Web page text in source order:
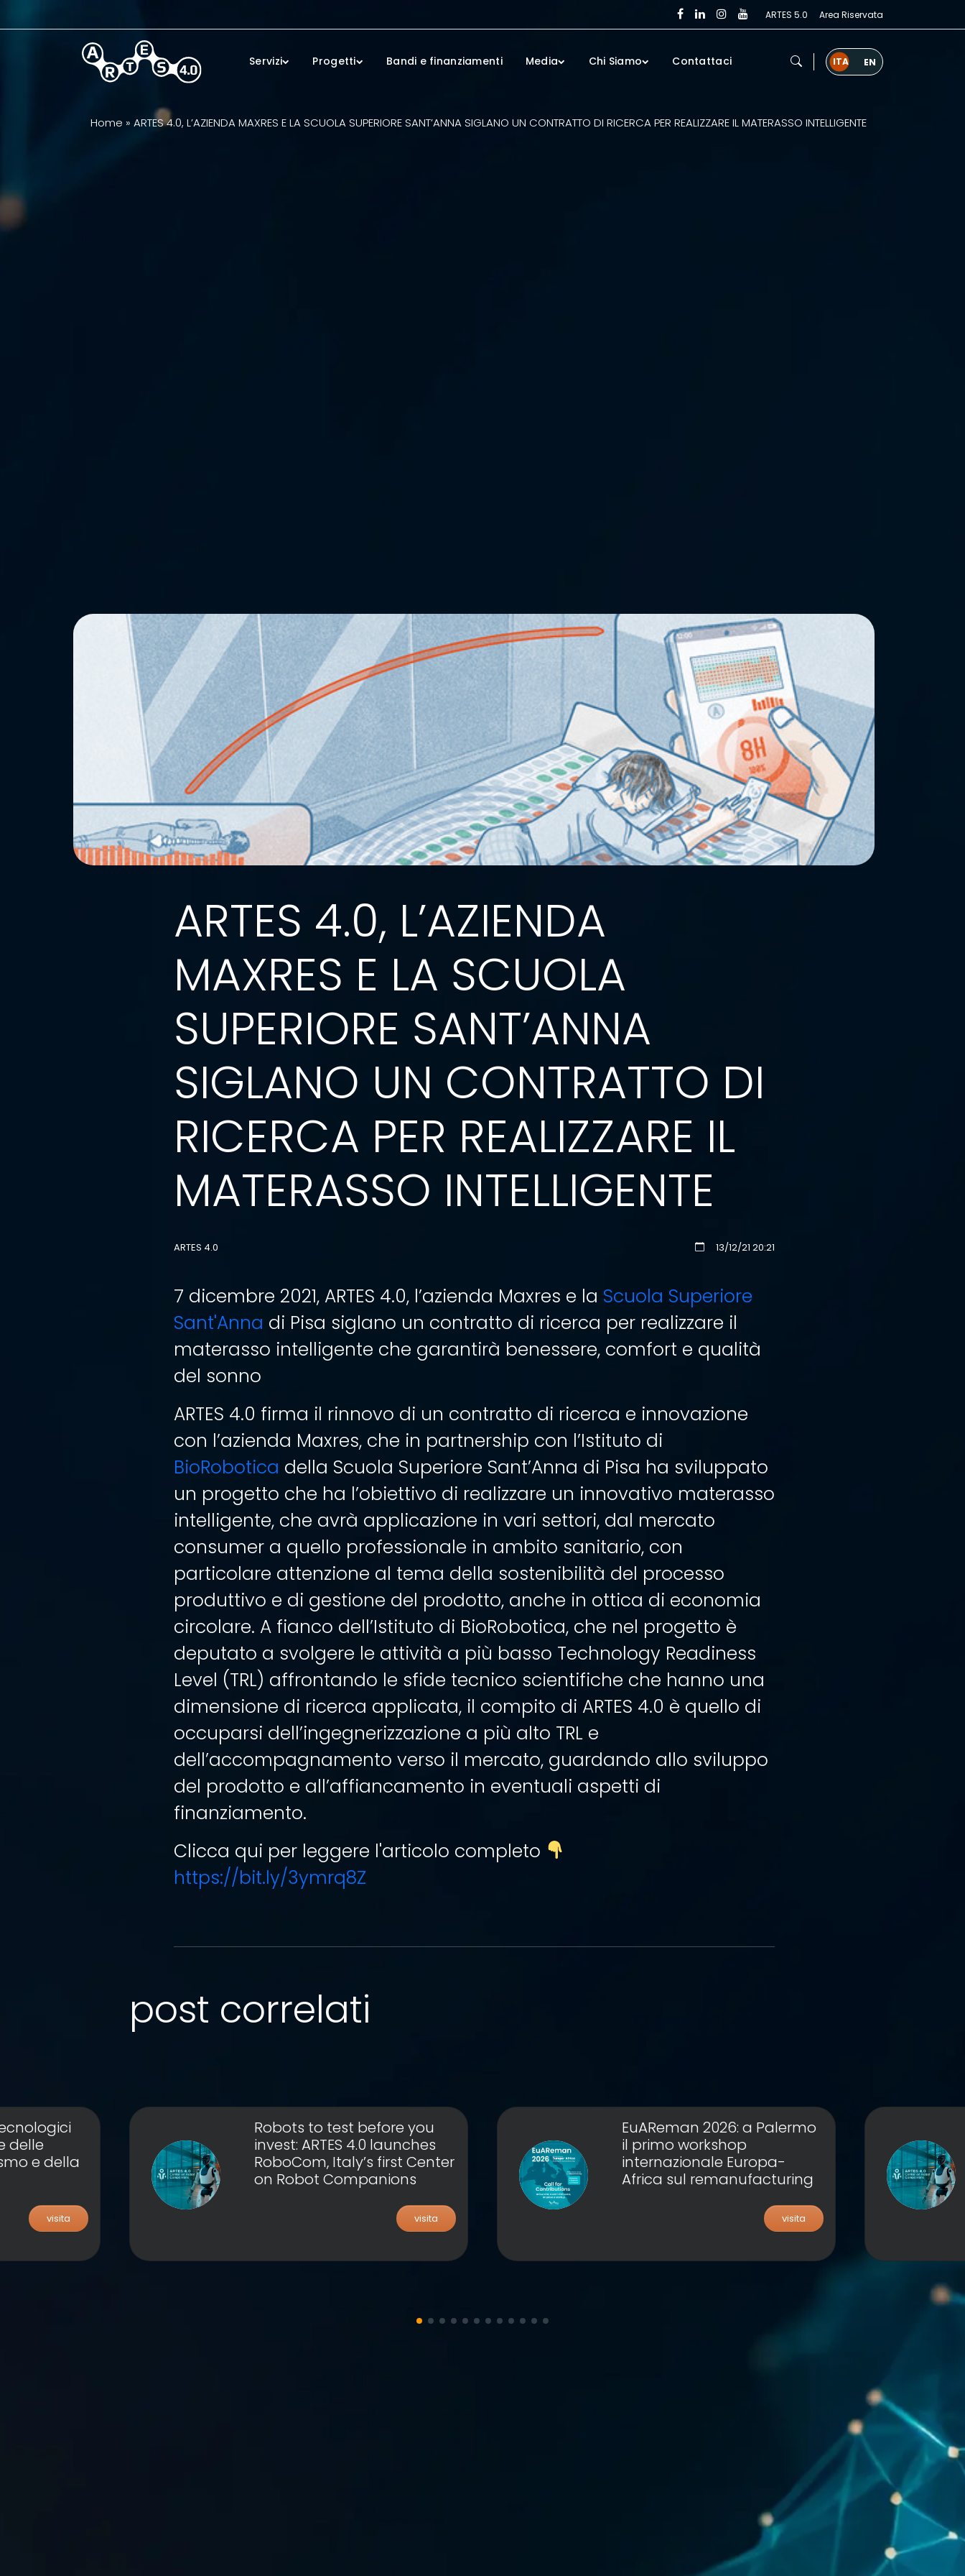
ARTES 5.0 Area Riservata
Servizi Progetti Bandi e finanziamenti Media Chi Siamo Contattaci
Home » ARTES 4.0, L’AZIENDA MAXRES E LA SCUOLA SUPERIORE SANT’ANNA SIGLANO UN CONTRATTO DI RICERCA PER REALIZZARE IL MATERASSO INTELLIGENTE
ARTES 4.0, L’AZIENDA
MAXRES E LA SCUOLA
SUPERIORE SANT’ANNA
SIGLANO UN CONTRATTO DI
RICERCA PER REALIZZARE IL
MATERASSO INTELLIGENTE
ARTES 4.0 13/12/21 20:21
7 dicembre 2021, ARTES 4.0, l’azienda Maxres e la Scuola Superiore
Sant'Anna di Pisa siglano un contratto di ricerca per realizzare il
materasso intelligente che garantirà benessere, comfort e qualità
del sonno
ARTES 4.0 firma il rinnovo di un contratto di ricerca e innovazione
con l’azienda Maxres, che in partnership con l’Istituto di
BioRobotica della Scuola Superiore Sant’Anna di Pisa ha sviluppato
un progetto che ha l’obiettivo di realizzare un innovativo materasso
intelligente, che avrà applicazione in vari settori, dal mercato
consumer a quello professionale in ambito sanitario, con
particolare attenzione al tema della sostenibilità del processo
produttivo e di gestione del prodotto, anche in ottica di economia
circolare. A fianco dell’Istituto di BioRobotica, che nel progetto è
deputato a svolgere le attività a più basso Technology Readiness
Level (TRL) affrontando le sfide tecnico scientifiche che hanno una
dimensione di ricerca applicata, il compito di ARTES 4.0 è quello di
occuparsi dell’ingegnerizzazione a più alto TRL e
dell’accompagnamento verso il mercato, guardando allo sviluppo
del prodotto e all’affiancamento in eventuali aspetti di
finanziamento.
Clicca qui per leggere l'articolo completo
https://bit.ly/3ymrq8Z
post correlati
delle
e della
visita
Robots to test before you
invest: ARTES 4.0 launches
RoboCom, Italy’s first Center
on Robot Companions
visita
EuAReman 2026: a Palermo
il primo workshop
internazionale Europa-
Africa sul remanufacturing
visita